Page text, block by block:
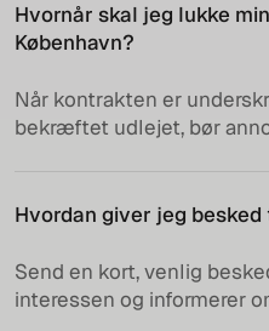
Hvornår skal jeg lukke
København?
Når kontrakten er
bekræftet udlejet, bør
Hvordan giver jeg
Send en kort, venlig
interessen og informerer